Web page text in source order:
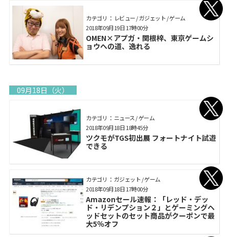
カテゴリ： レビュー / ガジェット / ゲーム
OMEN×アプガ・関根梓、東京ゲームシ
ョウへの道、逸れる
2018年09月19日 17時00分
09月18日（火）
カテゴリ： ニュース / ゲーム
ツクモがTGS初出展 フォートナイト試遊
できる
2018年09月18日 18時45分
カテゴリ： ガジェット / ゲーム
Amazonセール速報：「レッド・デッ
ド・リデンプション２」とゲーミングヘ
ッドセットのセット商品がクーポンで最
大5％オフ
2018年09月18日 17時00分